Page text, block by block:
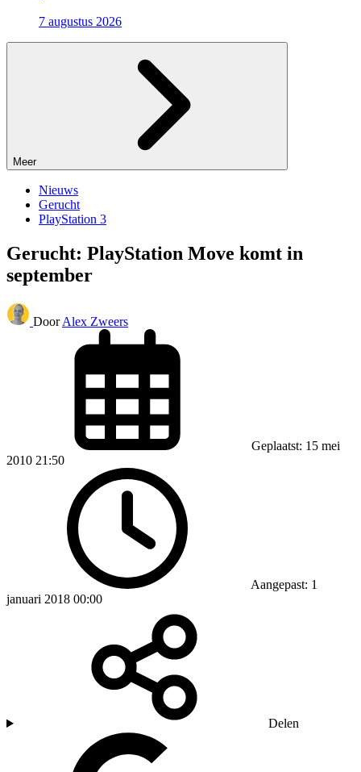
7 augustus 2026
Meer
Nieuws
Gerucht
PlayStation 3
Gerucht: PlayStation Move komt in
september
Door Alex Zweers
Geplaatst: 15 mei
2010 21:50
Aangepast: 1
januari 2018 00:00
Delen